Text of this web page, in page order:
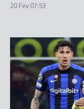
20 Fev 07:53